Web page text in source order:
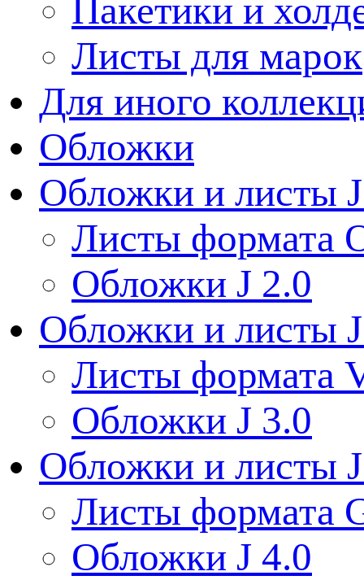
Пакетики и
Листы для марок
Для иного
Обложки
Обложки и листы
Листы формата
Обложки J 2.0
Обложки и листы
Листы формата
Обложки J 3.0
Обложки и листы
Листы формата
Обложки J 4.0